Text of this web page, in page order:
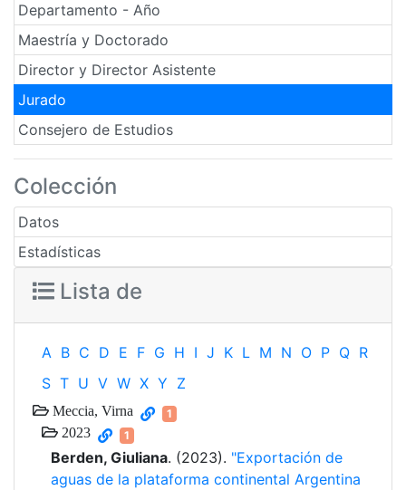
Departamento - Año
Maestría y Doctorado
Director y Director Asistente
Jurado
Consejero de Estudios
Colección
Datos
Estadísticas
Lista de
A B C D E F G H I J K L M N O P Q R
S T U V W X Y Z
Meccia, Virna 1
2023 1
Berden, Giuliana. (2023). "Exportación de
aguas de la plataforma continental Argentina